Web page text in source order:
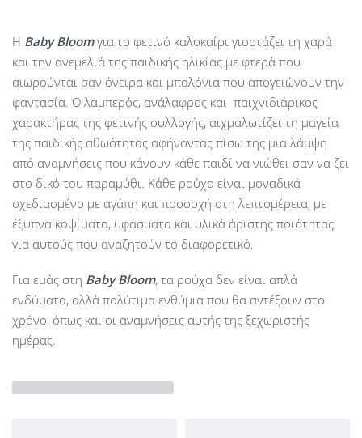
Η Baby Bloom για το φετινό καλοκαίρι γιορτάζει τη χαρά
και την ανεμελιά της παιδικής ηλικίας με φτερά που
αιωρούνται σαν όνειρα και μπαλόνια που απογειώνουν την
φαντασία. Ο λαμπερός, ανάλαφρος και παιχνιδιάρικος
χαρακτήρας της φετινής συλλογής, αιχμαλωτίζει τη μαγεία
της παιδικής αθωότητας αφήνοντας πίσω της μια λάμψη
από αναμνήσεις που κάνουν κάθε παιδί να νιώθει σαν να ζει
στο δικό του παραμύθι. Κάθε ρούχο είναι μοναδικά
σχεδιασμένο με αγάπη και προσοχή στη λεπτομέρεια, με
έξυπνα κοψίματα, υφάσματα και υλικά άριστης ποιότητας,
για αυτούς που αναζητούν το διαφορετικό.
Για εμάς στη Baby Bloom, τα ρούχα δεν είναι απλά
ενδύματα, αλλά πολύτιμα ενθύμια που θα αντέξουν στο
χρόνο, όπως και οι αναμνήσεις αυτής της ξεχωριστής
ημέρας.